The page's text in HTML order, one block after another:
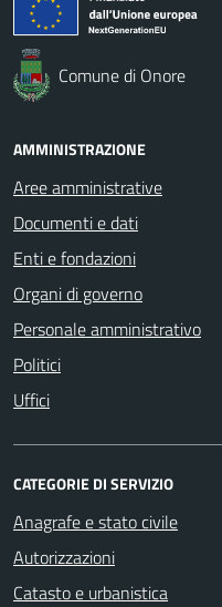
Comune di Onore
AMMINISTRAZIONE
Aree amministrative
Documenti e dati
Enti e fondazioni
Organi di governo
Personale amministrativo
Politici
Uffici
CATEGORIE DI SERVIZIO
Anagrafe e stato civile
Autorizzazioni
Catasto e urbanistica